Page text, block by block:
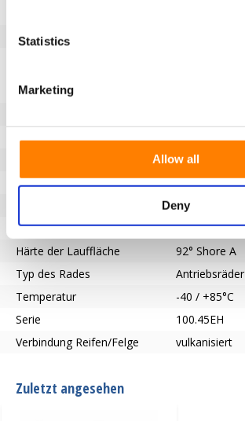
Statistics
Marketing
Allow all
Deny
EAN
Nicht markierende Lauffläche
Radbreite (mm)
100
3000
Länge der Nabe (mm)
100
80
Lauffläche
Vulkollan®
Härte der Lauffläche
92° Shore A
Typ des Rades
Antriebsräder
Temperatur
-40 / +85°C
Serie
100.45EH
Verbindung Reifen/Felge
vulkanisiert
Zuletzt angesehen